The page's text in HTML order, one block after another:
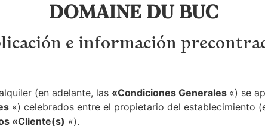
DOMAINE DU BUC
e información
(en adelante, las «Condiciones Generales «) se
«) celebrados entre el propietario del establecimiento
«Cliente(s) «).